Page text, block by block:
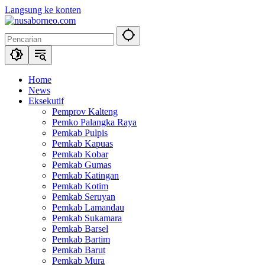
Langsung ke konten
Home
News
Eksekutif
Pemprov Kalteng
Pemko Palangka Raya
Pemkab Pulpis
Pemkab Kapuas
Pemkab Kobar
Pemkab Gumas
Pemkab Katingan
Pemkab Kotim
Pemkab Seruyan
Pemkab Lamandau
Pemkab Sukamara
Pemkab Barsel
Pemkab Bartim
Pemkab Barut
Pemkab Mura